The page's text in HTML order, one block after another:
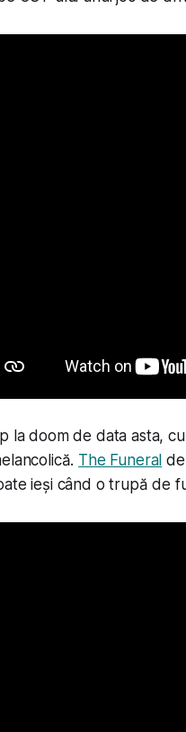
la doom de data asta,
The Funeral
ieși când o trupă de